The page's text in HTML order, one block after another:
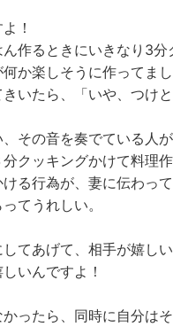
！
作るときにいきなり3分
か楽しそうに作ってま
きいたら、「いや、つけ
その音を奏でている人
クッキングかけて料理
ける行為が、妻に伝わっ
てうれしい。
てあげて、相手が嬉しい
いんですよ！
ったら、同時に自分は